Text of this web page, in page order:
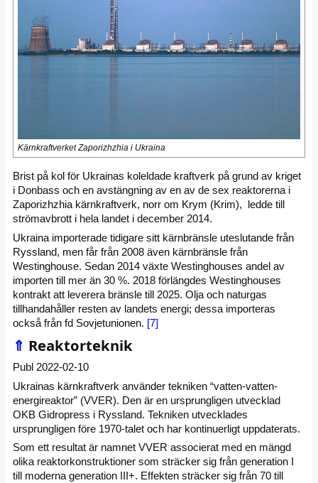
Kärnkraftverket Zaporizhzhia i Ukraina
Brist på kol för Ukrainas koleldade kraftverk på grund av kriget
i Donbass och en avstängning av en av de sex reaktorerna i
Zaporizhzhia kärnkraftverk, norr om Krym (Krim), ledde till
strömavbrott i hela landet i december 2014.
Ukraina importerade tidigare sitt kärnbränsle uteslutande från
Ryssland, men får från 2008 även kärnbränsle från
Westinghouse. Sedan 2014 växte Westinghouses andel av
importen till mer än 30 %. 2018 förlängdes Westinghouses
kontrakt att leverera bränsle till 2025. Olja och naturgas
tillhandahåller resten av landets energi; dessa importeras
också från fd Sovjetunionen. [7]
⇑ Reaktorteknik
Publ 2022-02-10
Ukrainas kärnkraftverk använder tekniken “vatten-vatten-
energireaktor” (VVER). Den är en ursprungligen utvecklad
OKB Gidropress i Ryssland. Tekniken utvecklades
ursprungligen före 1970-talet och har kontinuerligt uppdaterats.
Som ett resultat är namnet VVER associerat med en mängd
olika reaktorkonstruktioner som sträcker sig från generation I
till moderna generation III+. Effekten sträcker sig från 70 till